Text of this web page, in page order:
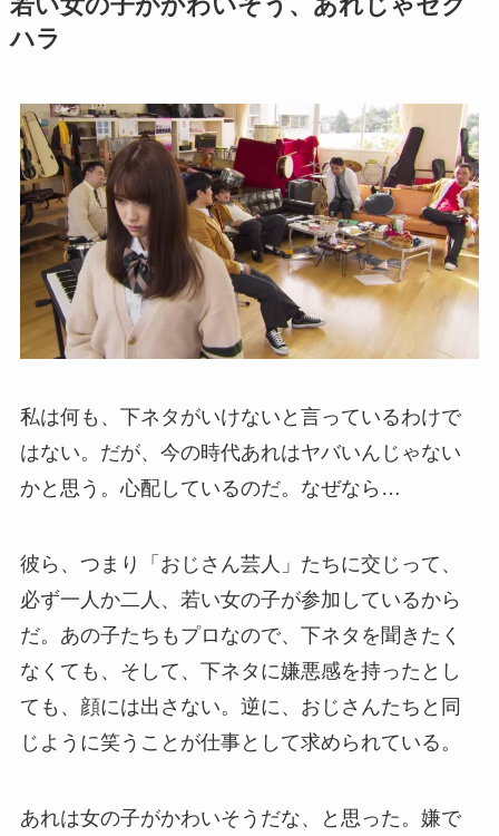
若い女の子がかわいそう、あれじゃセク
ハラ
私は何も、下ネタがいけないと言っているわけで
はない。だが、今の時代あれはヤバいんじゃない
かと思う。心配しているのだ。なぜなら…
彼ら、つまり「おじさん芸人」たちに交じって、
必ず一人か二人、若い女の子が参加しているから
だ。あの子たちもプロなので、下ネタを聞きたく
なくても、そして、下ネタに嫌悪感を持ったとし
ても、顔には出さない。逆に、おじさんたちと同
じように笑うことが仕事として求められている。
あれは女の子がかわいそうだな、と思った。嫌で